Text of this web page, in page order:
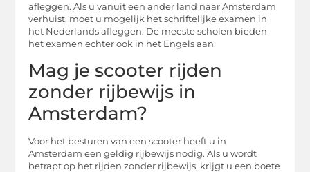
afleggen. Als u vanuit een ander land naar Amsterdam
verhuist, moet u mogelijk het schriftelijke examen in
het Nederlands afleggen. De meeste scholen bieden
het examen echter ook in het Engels aan.
Mag je scooter rijden
zonder rijbewijs in
Amsterdam?
Voor het besturen van een scooter heeft u in
Amsterdam een ​​geldig rijbewijs nodig. Als u wordt
betrapt op het rijden zonder rijbewijs, krijgt u een boete